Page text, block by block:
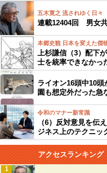
五木寛之 流されゆく日々
連載12404回 男女
本郷史観 日本を変えた傑
上杉謙信（3）配下
士を統率できなかっ
ライオン16頭中10
園も想定外だった急
令和のマナー新常識
（6）反対意見を伝
ジネス上のテクニッ
アクセスランキング
1